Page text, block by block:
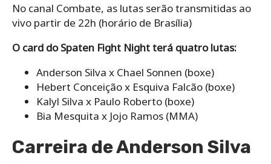
No canal Combate, as lutas serão transmitidas ao
vivo partir de 22h (horário de Brasília)
O card do Spaten Fight Night terá quatro lutas:
Anderson Silva x Chael Sonnen (boxe)
Hebert Conceição x Esquiva Falcão (boxe)
Kalyl Silva x Paulo Roberto (boxe)
Bia Mesquita x Jojo Ramos (MMA)
Carreira de Anderson Silva